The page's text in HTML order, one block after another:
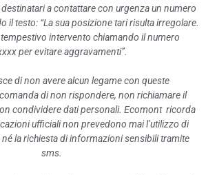
vigilati
privato controllati
grafica
procedimento
sostitutive e acquisizione
a contattare con urgenza un numero
il testo: “La sua posizione tari risulta irregolare.
tempestivo intervento chiamando il numero
per evitare aggravamenti”.
di non avere alcun legame con queste
di non rispondere, non richiamare il
condividere dati personali. Ecomont ricorda
ufficiali non prevedono mai l’utilizzo di
la richiesta di informazioni sensibili tramite
sms.